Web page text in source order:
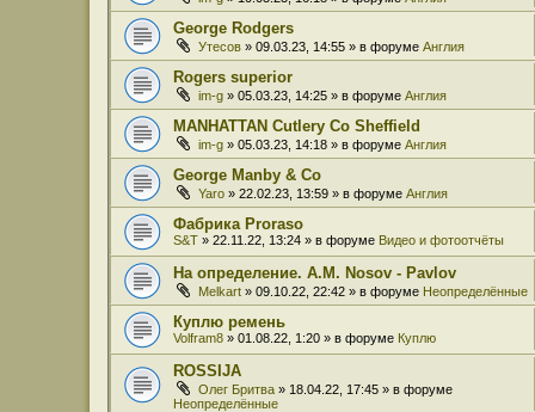
George Rodgers
Утесов » 09.03.23, 14:55 » в форуме Англия
Rogers superior
im-g » 05.03.23, 14:25 » в форуме Англия
MANHATTAN Cutlery Co Sheffield
im-g » 05.03.23, 14:18 » в форуме Англия
George Manby & Co
Yaro » 22.02.23, 13:59 » в форуме Англия
Фабрика Proraso
S&T » 22.11.22, 13:24 » в форуме Видео и фотоотчёты
На определение. A.M. Nosov - Pavlov
Melkart » 09.10.22, 22:42 » в форуме Неопределённые
Куплю ремень
Volfram8 » 01.08.22, 1:20 » в форуме Куплю
ROSSIJA
Олег Бритва » 18.04.22, 17:45 » в форуме
Неопределённые